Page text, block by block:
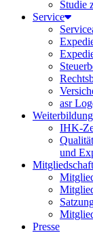
Studie
Service
asr
IHK-
und
Mitgliedschaft
Presse